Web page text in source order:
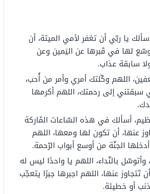
يا ربّي أن تغفر لأمي الميتة، أن
لها في قَبرها عن اليَمين وعن
سابقة عذاب.
اللهم وكّلتك أمري وأمر من أُحب،
سبقتني إلى رحمتك، اللهم أكرمها
أسألك في هذه السّاعات المُاركة
عنها، أن تكون لها ومعها، اللهم
الجنّة من أوسع أبواب الرّحمة.
وأتوسّل بالنّداء، اللهم يا واحدًا ليس له
عنها، اللهم اجبرها جبرًا يتعجّب
أو خطيئة.